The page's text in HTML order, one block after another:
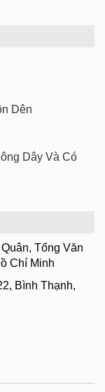
Dên
Dây Và Có
Tống Văn
Chí Minh
Bình Thạnh,